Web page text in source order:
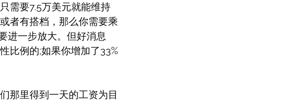
需要7.5万美元就能维持
者有搭档，那么你需要乘
进一步放大。但好消息
比例的;如果你增加了33%
那里得到一天的工资为目